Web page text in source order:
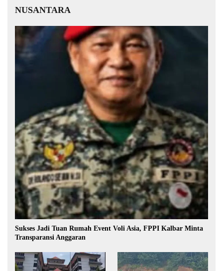
NUSANTARA
Sukses Jadi Tuan Rumah Event Voli Asia, FPPI Kalbar Minta
Transparansi Anggaran